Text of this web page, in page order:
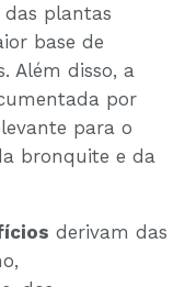
plantas
base de
Além disso, a
por
para o
bronquite e da
derivam das